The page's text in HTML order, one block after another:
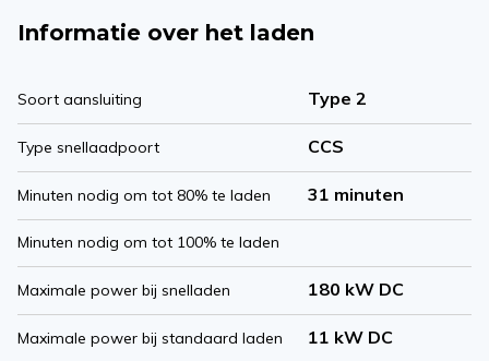
Informatie over het laden
Soort aansluiting Type 2
Type snellaadpoort CCS
Minuten nodig om tot 80% te laden 31 minuten
Minuten nodig om tot 100% te laden
Maximale power bij snelladen 180 kW DC
Maximale power bij standaard laden 11 kW DC